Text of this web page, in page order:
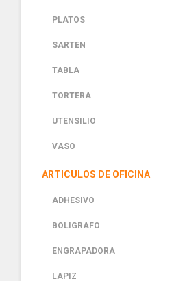
PLATOS
SARTEN
TABLA
TORTERA
UTENSILIO
VASO
ARTICULOS DE OFICINA
ADHESIVO
BOLIGRAFO
ENGRAPADORA
LAPIZ